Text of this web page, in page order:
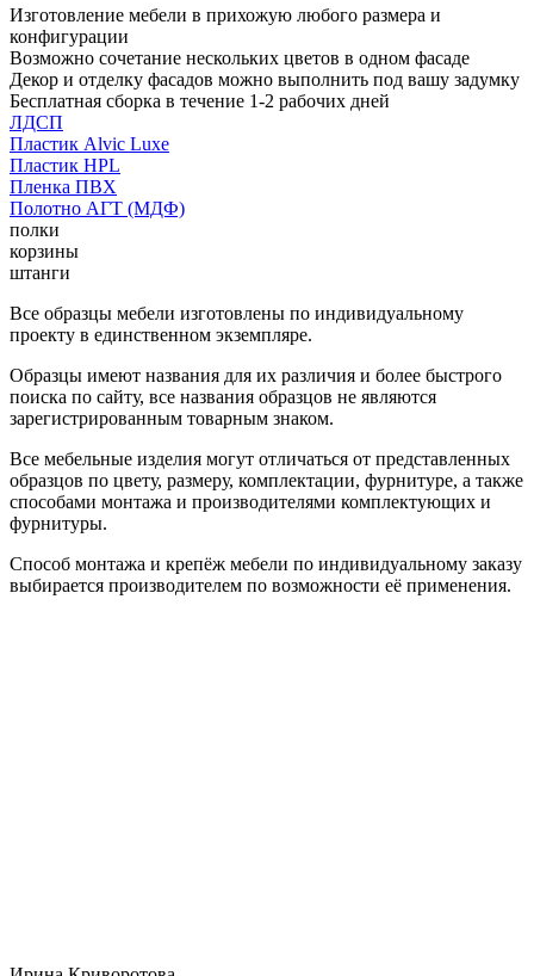
Изготовление мебели в прихожую любого размера и
конфигурации
Возможно сочетание нескольких цветов в одном фасаде
Декор и отделку фасадов можно выполнить под вашу задумку
Бесплатная сборка в течение 1-2 рабочих дней
ЛДСП
Пластик Alvic Luxe
Пластик HPL
Пленка ПВХ
Полотно АГТ (МДФ)
полки
корзины
штанги
Все образцы мебели изготовлены по индивидуальному
проекту в единственном экземпляре.
Образцы имеют названия для их различия и более быстрого
поиска по сайту, все названия образцов не являются
зарегистрированным товарным знаком.
Все мебельные изделия могут отличаться от представленных
образцов по цвету, размеру, комплектации, фурнитуре, а также
способами монтажа и производителями комплектующих и
фурнитуры.
Способ монтажа и крепёж мебели по индивидуальному заказу
выбирается производителем по возможности её применения.